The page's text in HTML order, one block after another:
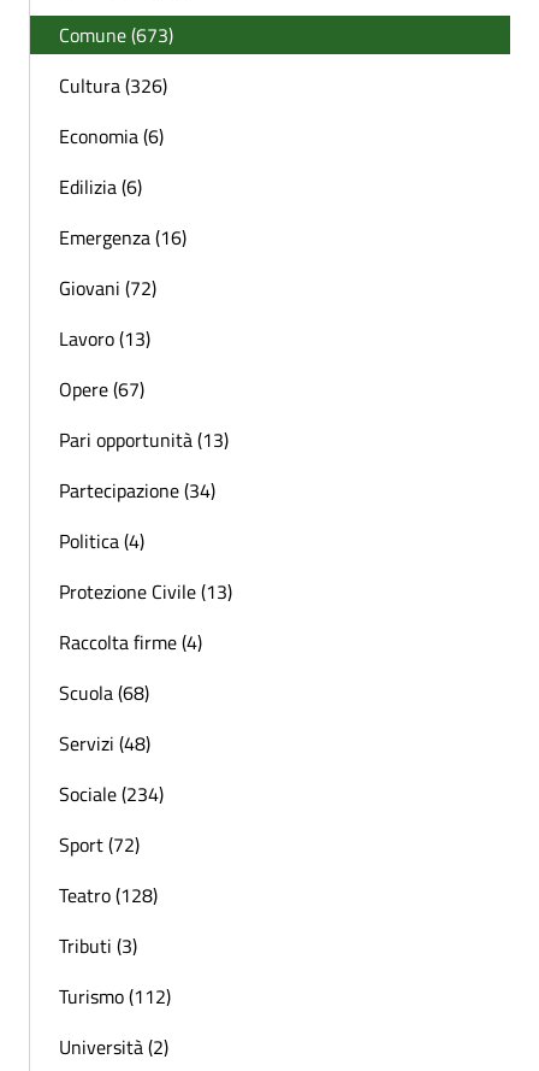
Comune (673)
Cultura (326)
Economia (6)
Edilizia (6)
Emergenza (16)
Giovani (72)
Lavoro (13)
Opere (67)
Pari opportunità (13)
Partecipazione (34)
Politica (4)
Protezione Civile (13)
Raccolta firme (4)
Scuola (68)
Servizi (48)
Sociale (234)
Sport (72)
Teatro (128)
Tributi (3)
Turismo (112)
Università (2)